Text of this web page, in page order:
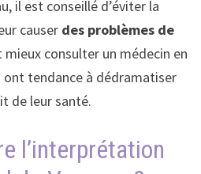
il est conseillé d’éviter la
causer des problèmes de
mieux consulter un médecin en
ont tendance à dédramatiser
de leur santé.
l’interprétation